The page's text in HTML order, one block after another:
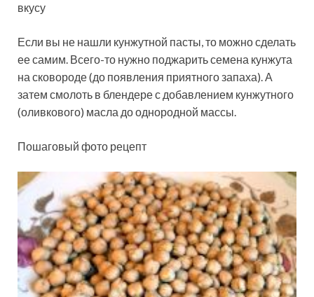
вкусу
Если вы не нашли кунжутной пасты, то можно сделать
ее самим. Всего-то нужно поджарить семена кунжута
на сковороде (до появления приятного запаха). А
затем смолоть в блендере с добавлением кунжутного
(оливкового) масла до однородной массы.
Пошаговый фото рецепт